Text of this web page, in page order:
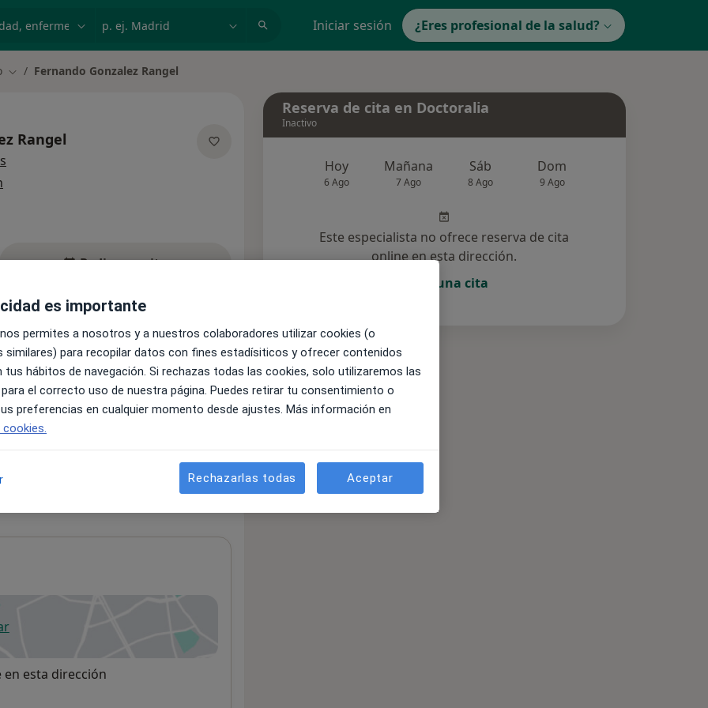
Iniciar sesión ¿Eres profesional de la salud?
Cambiar de ciudad
Fernando Gonzalez Rangel
Rangel
Pedir una cita
Aseguradoras
y precios
sobre sus servicios
en una nueva pestaña
en esta dirección
Reserva de cita en Doctoralia
Inactivo
Hoy
6 Ago
Mañana
7 Ago
Sáb
8 Ago
Dom
9 Ago
Este especialista no ofrece reserva de cita
online en esta dirección.
Pedir una cita
es importante
permites a nosotros y a nuestros colaboradores utilizar cookies (o
similares) para recopilar datos con fines estadísiticos y ofrecer contenidos
tus hábitos de navegación. Si rechazas todas las cookies, solo utilizaremos las
el correcto uso de nuestra página. Puedes retirar tu consentimiento o
preferencias en cualquier momento desde ajustes. Más información en
Rechazarlas todas Aceptar